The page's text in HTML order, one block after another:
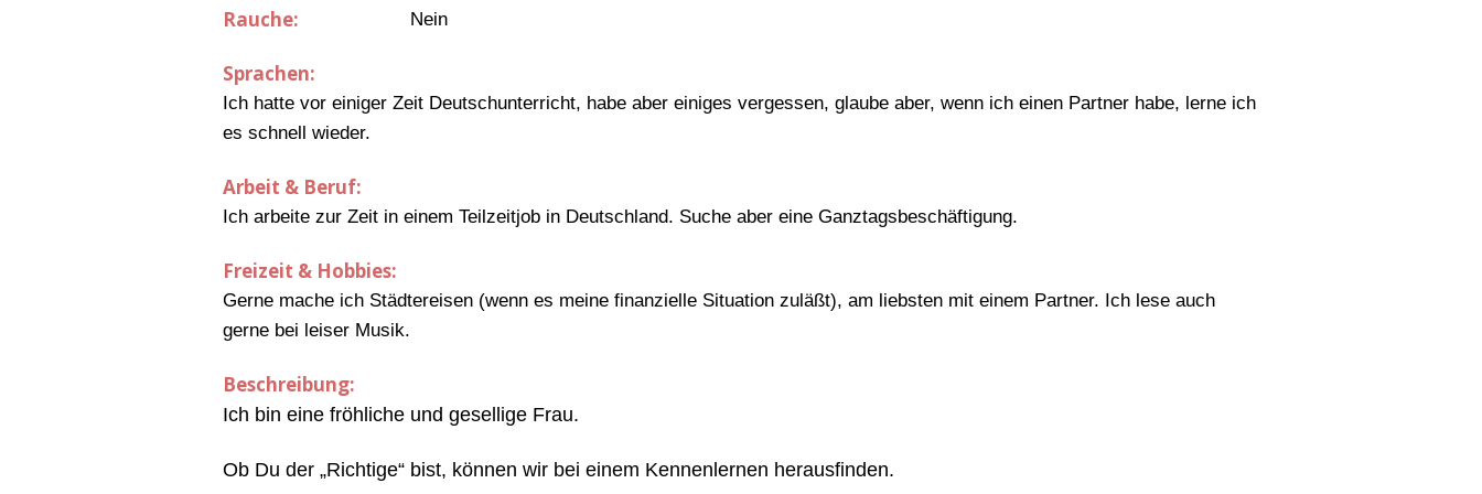
Rauche: Nein
Sprachen:
Ich hatte vor einiger Zeit Deutschunterricht, habe aber einiges vergessen, glaube aber, wenn ich einen Partner habe, lerne ich
es schnell wieder.
Arbeit & Beruf:
Ich arbeite zur Zeit in einem Teilzeitjob in Deutschland. Suche aber eine Ganztagsbeschäftigung.
Freizeit & Hobbies:
Gerne mache ich Städtereisen (wenn es meine finanzielle Situation zuläßt), am liebsten mit einem Partner. Ich lese auch
gerne bei leiser Musik.
Beschreibung:
Ich bin eine fröhliche und gesellige Frau.
Ob Du der „Richtige“ bist, können wir bei einem Kennenlernen herausfinden.